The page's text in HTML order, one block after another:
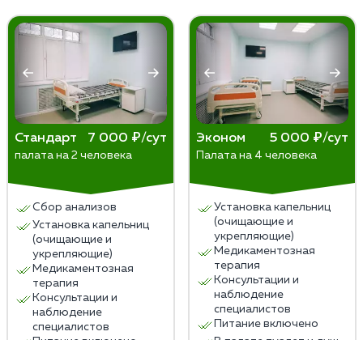
Стандарт 7 000 ₽/сут
палата на 2 человека
Сбор анализов
Установка капельниц
(очищающие и
укрепляющие)
Медикаментозная
терапия
Консультации и
наблюдение
специалистов
Эконом 5 000 ₽/сут
Палата на 4 человека
Установка капельниц
(очищающие и
укрепляющие)
Медикаментозная
терапия
Консультации и
наблюдение
специалистов
Питание включено